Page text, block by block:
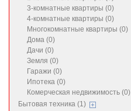
3-комнатные квартиры (0)
4-комнатные квартиры (0)
Многокомнатные квартиры (0)
Дома (0)
Дачи (0)
Земля (0)
Гаражи (0)
Ипотека (0)
Комерческая недвижимость (0)
Бытовая техника (1)